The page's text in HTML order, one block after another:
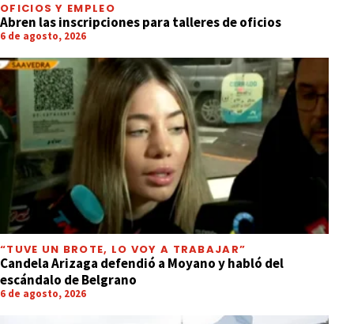
OFICIOS Y EMPLEO
Abren las inscripciones para talleres de oficios
6 de agosto, 2026
“TUVE UN BROTE, LO VOY A TRABAJAR”
Candela Arizaga defendió a Moyano y habló del
escándalo de Belgrano
6 de agosto, 2026